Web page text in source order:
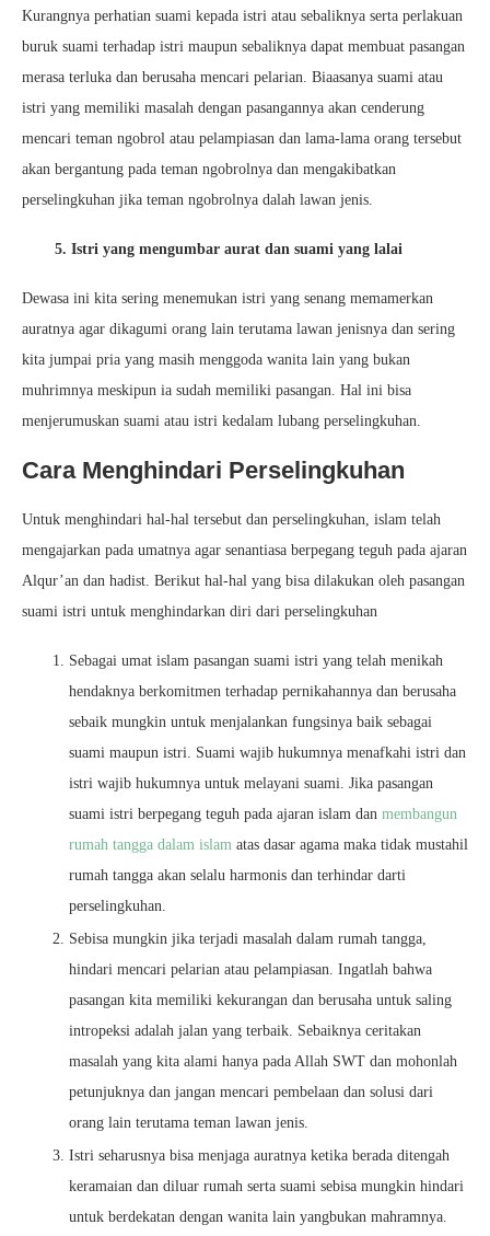
Kurangnya perhatian suami kepada istri atau sebaliknya serta perlakuan
buruk suami terhadap istri maupun sebaliknya dapat membuat pasangan
merasa terluka dan berusaha mencari pelarian. Biaasanya suami atau
istri yang memiliki masalah dengan pasangannya akan cenderung
mencari teman ngobrol atau pelampiasan dan lama-lama orang tersebut
akan bergantung pada teman ngobrolnya dan mengakibatkan
perselingkuhan jika teman ngobrolnya dalah lawan jenis.
5. Istri yang mengumbar aurat dan suami yang lalai
Dewasa ini kita sering menemukan istri yang senang memamerkan
auratnya agar dikagumi orang lain terutama lawan jenisnya dan sering
kita jumpai pria yang masih menggoda wanita lain yang bukan
muhrimnya meskipun ia sudah memiliki pasangan. Hal ini bisa
menjerumuskan suami atau istri kedalam lubang perselingkuhan.
Cara Menghindari Perselingkuhan
Untuk menghindari hal-hal tersebut dan perselingkuhan, islam telah
mengajarkan pada umatnya agar senantiasa berpegang teguh pada ajaran
Alqur’an dan hadist. Berikut hal-hal yang bisa dilakukan oleh pasangan
suami istri untuk menghindarkan diri dari perselingkuhan
Sebagai umat islam pasangan suami istri yang telah menikah
hendaknya berkomitmen terhadap pernikahannya dan berusaha
sebaik mungkin untuk menjalankan fungsinya baik sebagai
suami maupun istri. Suami wajib hukumnya menafkahi istri dan
istri wajib hukumnya untuk melayani suami. Jika pasangan
suami istri berpegang teguh pada ajaran islam dan membangun
rumah tangga dalam islam atas dasar agama maka tidak mustahil
rumah tangga akan selalu harmonis dan terhindar darti
perselingkuhan.
Sebisa mungkin jika terjadi masalah dalam rumah tangga,
hindari mencari pelarian atau pelampiasan. Ingatlah bahwa
pasangan kita memiliki kekurangan dan berusaha untuk saling
intropeksi adalah jalan yang terbaik. Sebaiknya ceritakan
masalah yang kita alami hanya pada Allah SWT dan mohonlah
petunjuknya dan jangan mencari pembelaan dan solusi dari
orang lain terutama teman lawan jenis.
Istri seharusnya bisa menjaga auratnya ketika berada ditengah
keramaian dan diluar rumah serta suami sebisa mungkin hindari
untuk berdekatan dengan wanita lain yangbukan mahramnya.